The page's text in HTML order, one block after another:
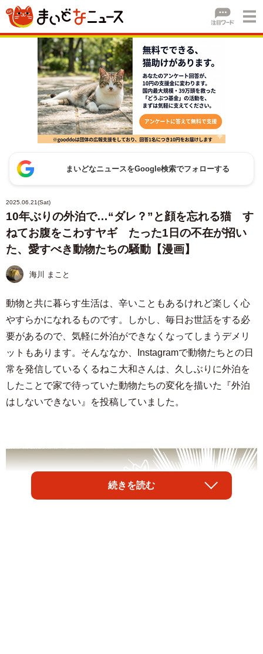
まいどなニュースをGoogle検索でフォローする
2025.06.21(Sat)
10年ぶりの外泊で…“ダレ？”と顔を忘れる猫 す
ねてお腹をこわすヤギ たった1日の不在が招い
た、愛すべき動物たちの騒動【漫画】
海川 まこと
動物と共に暮らす生活は、辛いこともあるけれど楽しく心
やすらかになれるものです。しかし、毎日お世話をする必
要があるので、気軽に外泊ができなくなってしまうデメリ
ットもあります。そんななか、Instagramで動物たちとの日
常を発信しているくるねこ大和さんは、久しぶりに外泊を
したことで家で待っていた動物たちの変化を描いた『外泊
はしないできない』を投稿していました。
続きを読む